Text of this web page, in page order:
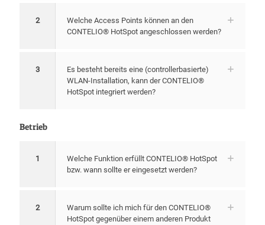
2
Welche Access Points können an den
CONTELIO® HotSpot angeschlossen werden?
3
Es besteht bereits eine (controllerbasierte)
WLAN-Installation, kann der CONTELIO®
HotSpot integriert werden?
Betrieb
1
Welche Funktion erfüllt CONTELIO® HotSpot
bzw. wann sollte er eingesetzt werden?
2
Warum sollte ich mich für den CONTELIO®
HotSpot gegenüber einem anderen Produkt